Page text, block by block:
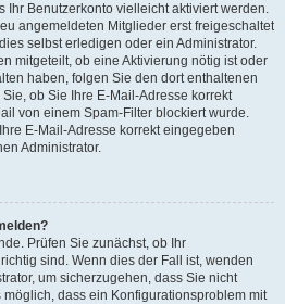
Ihr Benutzerkonto vielleicht aktiviert werden.
angemeldeten Mitglieder erst freigeschaltet
selbst erledigen oder ein Administrator.
mitgeteilt, ob eine Aktivierung nötig ist oder
haben, folgen Sie den dort enthaltenen
ob Sie Ihre E-Mail-Adresse korrekt
von einem Spam-Filter blockiert wurde.
E-Mail-Adresse korrekt eingegeben
Administrator.
Prüfen Sie zunächst, ob Ihr
sind. Wenn dies der Fall ist, wenden
um sicherzugehen, dass Sie nicht
dass ein Konfigurationsproblem mit